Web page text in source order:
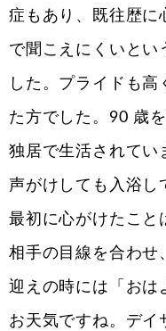
症もあり、既往歴に
で聞こえにくいとい
した。プライドも
た方でした。90 歳
独居で生活されてい
声がけしても入浴し
最初に心がけたこと
相手の目線を合わせ
迎えの時には「おは
お天気ですね。デイ